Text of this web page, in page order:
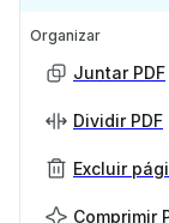
Organizar
Juntar PDF
Dividir PDF
Excluir
Comprimir